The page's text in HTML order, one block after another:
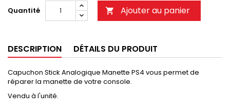
Quantité  Ajouter au panier
DESCRIPTION DÉTAILS DU PRODUIT
Capuchon Stick Analogique Manette PS4 vous permet de
réparer la manette de votre console.
Vendu à l'unité.